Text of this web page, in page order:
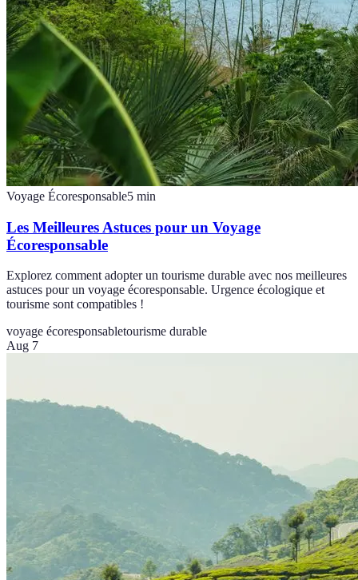
Voyage Écoresponsable5 min
Les Meilleures Astuces pour un Voyage
Écoresponsable
Explorez comment adopter un tourisme durable avec nos meilleures
astuces pour un voyage écoresponsable. Urgence écologique et
tourisme sont compatibles !
voyage écoresponsabletourisme durable
Aug 7